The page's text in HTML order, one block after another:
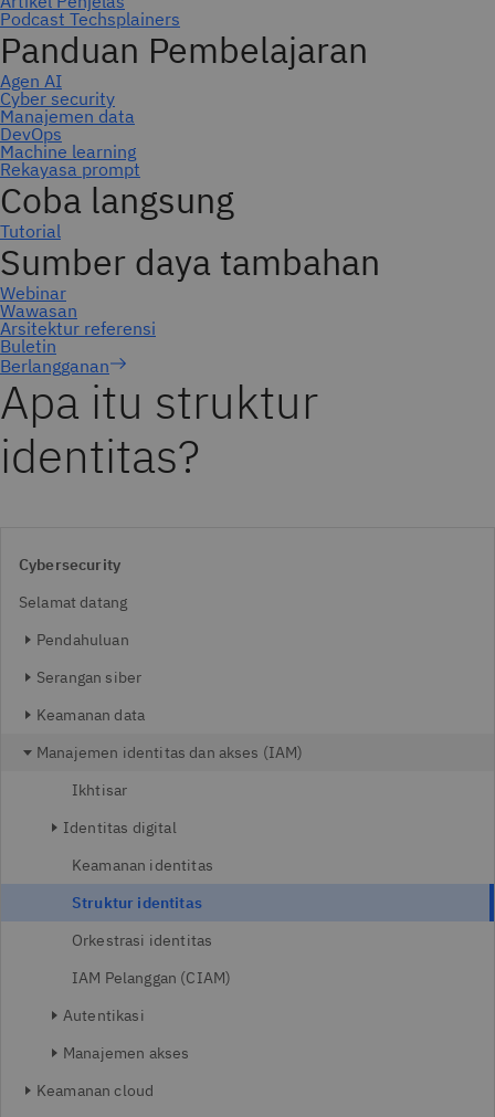
Berlangganan
Apa itu struktur
identitas?
Cybersecurity
Selamat datang
Pendahuluan
Serangan siber
Keamanan data
Manajemen identitas dan akses (IAM)
Ikhtisar
Identitas digital
Keamanan identitas
Struktur identitas
Orkestrasi identitas
IAM Pelanggan (CIAM)
Autentikasi
Manajemen akses
Keamanan cloud